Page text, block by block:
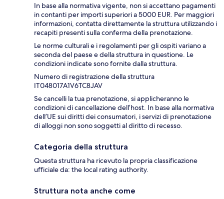
In base alla normativa vigente, non si accettano pagamenti
in contanti per importi superiori a 5000 EUR. Per maggiori
informazioni, contatta direttamente la struttura utilizzando i
recapiti presenti sulla conferma della prenotazione.
Le norme culturali e i regolamenti per gli ospiti variano a
seconda del paese e della struttura in questione. Le
condizioni indicate sono fornite dalla struttura.
Numero di registrazione della struttura
IT048017A1V6TC8JAV
Se cancelli la tua prenotazione, si applicheranno le
condizioni di cancellazione dell’host. In base alla normativa
dell’UE sui diritti dei consumatori, i servizi di prenotazione
di alloggi non sono soggetti al diritto di recesso.
Categoria della struttura
Questa struttura ha ricevuto la propria classificazione
ufficiale da: the local rating authority.
Struttura nota anche come